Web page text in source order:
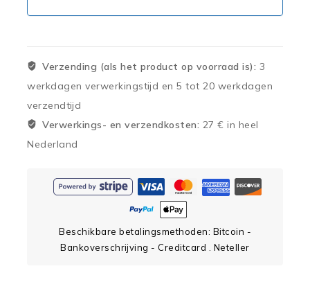
Verzending (als het product op voorraad is): 3
werkdagen verwerkingstijd en 5 tot 20 werkdagen
verzendtijd
Verwerkings- en verzendkosten: 27 € in heel
Nederland
Beschikbare betalingsmethoden: Bitcoin -
Bankoverschrijving - Creditcard . Neteller